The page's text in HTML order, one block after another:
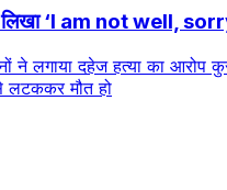
लिखा ‘I am not well,
ने लगाया दहेज हत्या का
लटककर मौत हो